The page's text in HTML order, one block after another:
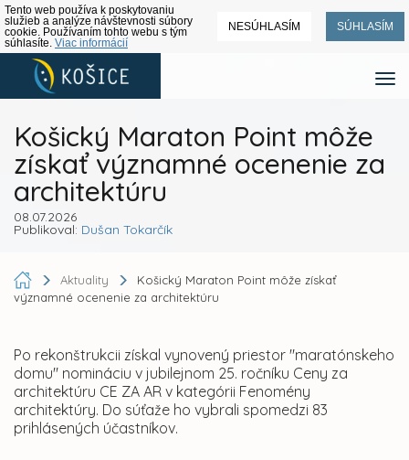
Tento web používa k poskytovaniu
služieb a analýze návštevnosti súbory
cookie. Používaním tohto webu s tým
súhlasíte. Viac informácií
NESÚHLASÍM SÚHLASÍM
Košický Maraton Point môže
získať významné ocenenie za
architektúru
08.07.2026
Publikoval: Dušan Tokarčík
Aktuality
Košický Maraton Point môže získať
významné ocenenie za architektúru
Po rekonštrukcii získal vynovený priestor "maratónskeho
domu" nomináciu v jubilejnom 25. ročníku Ceny za
architektúru CE ZA AR v kategórii Fenomény
architektúry. Do súťaže ho vybrali spomedzi 83
prihlásených účastníkov.